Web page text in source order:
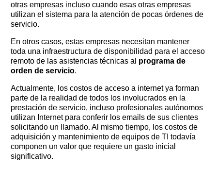
otras empresas incluso cuando esas otras empresas
utilizan el sistema para la atención de pocas órdenes de
servicio.
En otros casos, estas empresas necesitan mantener
toda una infraestructura de disponibilidad para el acceso
remoto de las asistencias técnicas al programa de
orden de servicio.
Actualmente, los costos de acceso a internet ya forman
parte de la realidad de todos los involucrados en la
prestación de servicio, incluso profesionales autónomos
utilizan Internet para conferir los emails de sus clientes
solicitando un llamado. Al mismo tiempo, los costos de
adquisición y mantenimiento de equipos de TI todavía
componen un valor que requiere un gasto inicial
significativo.